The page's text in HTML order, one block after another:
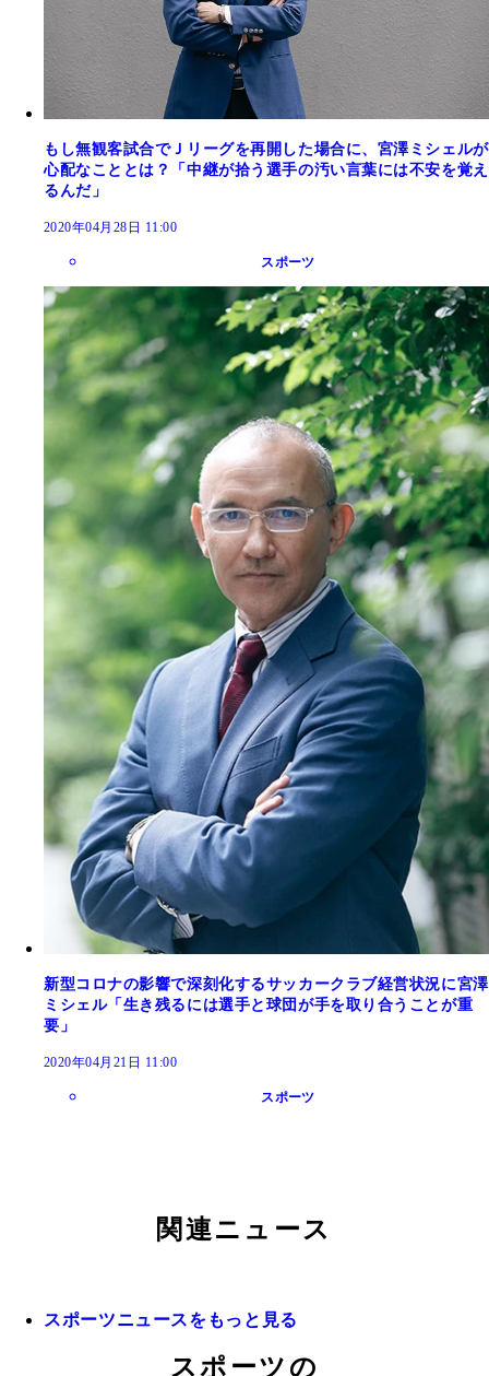
もし無観客試合でＪリーグを再開した場合に、宮澤ミシェルが
心配なこととは？「中継が拾う選手の汚い言葉には不安を覚え
るんだ」
2020年04月28日 11:00
スポーツ
新型コロナの影響で深刻化するサッカークラブ経営状況に宮澤
ミシェル「生き残るには選手と球団が手を取り合うことが重
要」
2020年04月21日 11:00
スポーツ
関連ニュース
スポーツニュースをもっと見る
スポーツの